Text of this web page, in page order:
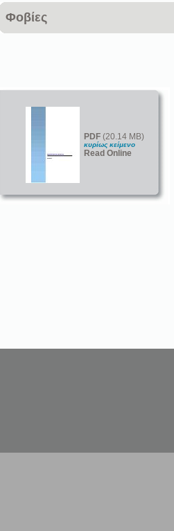
Φοβίες
PDF (20.14 MB)
κυρίως κείμενο
Read Online